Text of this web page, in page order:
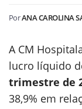
PorANA CAROLINA
A CM
lucro líquido
trimestre de
38,9% em